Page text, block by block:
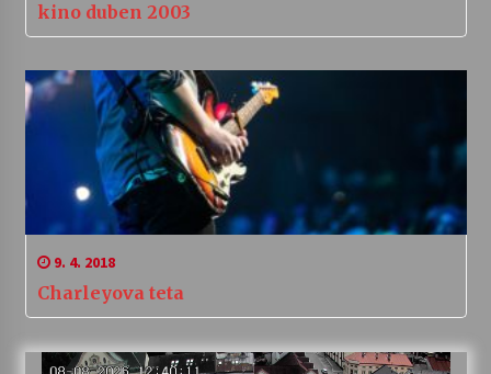
kino duben 2003
9. 4. 2018
Charleyova teta